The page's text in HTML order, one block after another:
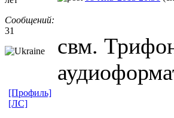
Сообщений:
31
свм.
[Профиль]
[ЛС]